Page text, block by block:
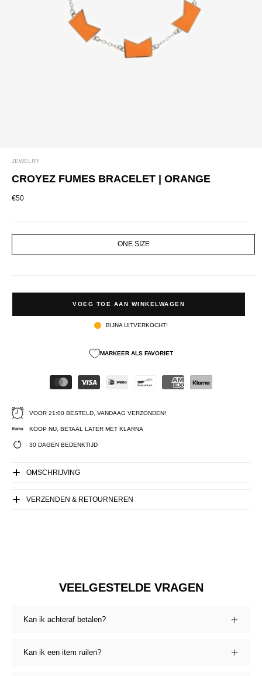
JEWELRY
CROYEZ FUMES BRACELET | ORANGE
€50
SIZE
ONE SIZE
VOEG TOE AAN WINKELWAGEN
BIJNA UITVERKOCHT!
MARKEER ALS FAVORIET
VOOR 21:00 BESTELD, VANDAAG VERZONDEN!
KOOP NU, BETAAL LATER MET KLARNA
30 DAGEN BEDENKTIJD
OMSCHRIJVING
VERZENDEN & RETOURNEREN
VEELGESTELDE VRAGEN
Kan ik achteraf betalen?
Kan ik een item ruilen?